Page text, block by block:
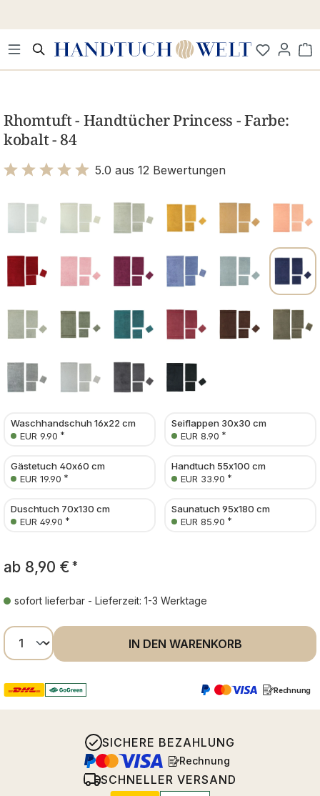
Rhomtuft - Handtücher Princess - Farbe:
kobalt - 84
5.0 aus 12 Bewertungen
Waschhandschuh 16x22 cm
EUR 9.90 *
Seiflappen 30x30 cm
EUR 8.90 *
Gästetuch 40x60 cm
EUR 19.90 *
Handtuch 55x100 cm
EUR 33.90 *
Duschtuch 70x130 cm
EUR 49.90 *
Saunatuch 95x180 cm
EUR 85.90 *
ab 8,90 € *
sofort lieferbar - Lieferzeit: 1-3 Werktage
Produkt Anzahl: Gib den gewünschten
IN DEN WARENKORB
Rechnung
SICHERE BEZAHLUNG
Rechnung
SCHNELLER VERSAND